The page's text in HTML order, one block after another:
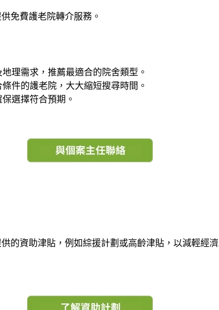
免費護老院轉介服務。
理需求，推薦最適合的院舍類型。
件的護老院，大大縮短搜尋時間。
選擇符合預期。
的資助津貼，例如綜援計劃或高齡津貼，以減輕經